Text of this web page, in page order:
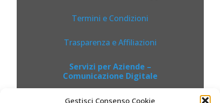
Gestisci Consenso Cookie
Termini e Condizioni
Trasparenza e Affiliazioni
Servizi per Aziende –
Comunicazione Digitale